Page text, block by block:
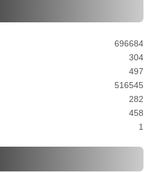
696684
304
497
516545
282
458
1